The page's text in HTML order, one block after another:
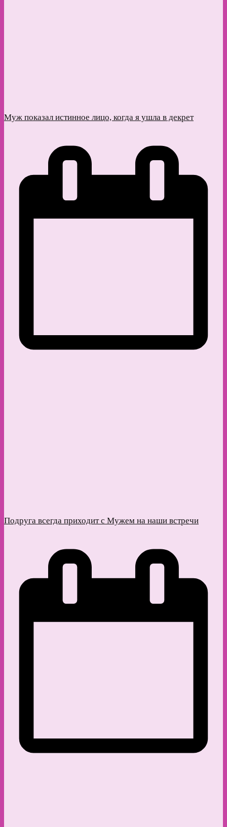
Муж показал истинное лицо, когда я ушла в декрет
Подруга всегда приходит с Мужем на наши встречи